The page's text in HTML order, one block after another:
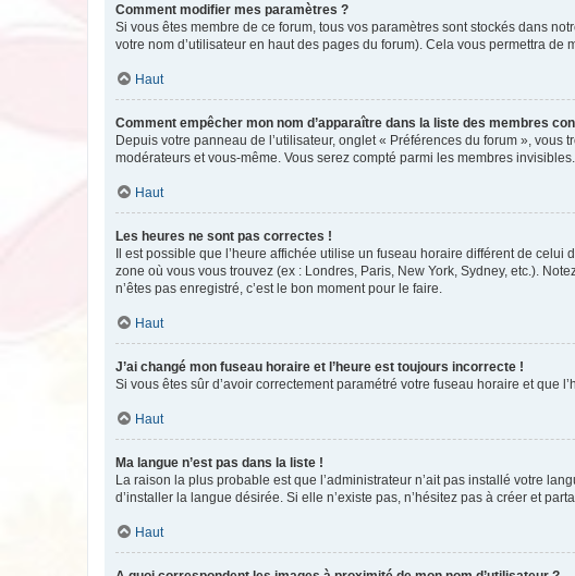
Comment modifier mes paramètres ?
Si vous êtes membre de ce forum, tous vos paramètres sont stockés dans
votre nom d’utilisateur en haut des pages du forum). Cela vous permettra de
Haut
Comment empêcher mon nom d’apparaître dans la liste des membres
Depuis votre panneau de l’utilisateur, onglet « Préférences du forum », vous
modérateurs et vous-même. Vous serez compté parmi les membres invisibles.
Haut
Les heures ne sont pas correctes !
Il est possible que l’heure affichée utilise un fuseau horaire différent de celui
zone où vous vous trouvez (ex : Londres, Paris, New York, Sydney, etc.).
n’êtes pas enregistré, c’est le bon moment pour le faire.
Haut
J’ai changé mon fuseau horaire et l’heure est toujours incorrecte !
Si vous êtes sûr d’avoir correctement paramétré votre fuseau horaire et que
Haut
Ma langue n’est pas dans la liste !
La raison la plus probable est que l’administrateur n’ait pas installé votre
d’installer la langue désirée. Si elle n’existe pas, n’hésitez pas à créer et
Haut